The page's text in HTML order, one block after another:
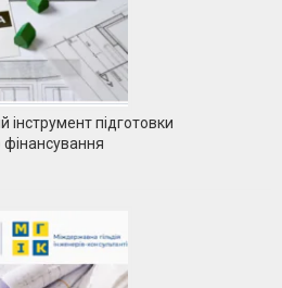
інструмент підготовки
фінансування